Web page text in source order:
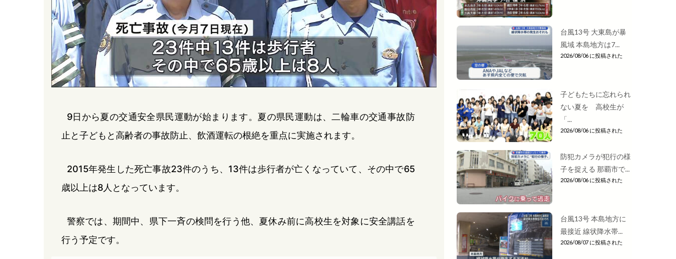
9日から夏の交通安全県民運動が始まります。夏の県民運動は、二輪車の交通事故防
止と子どもと高齢者の事故防止、飲酒運転の根絶を重点に実施されます。
2015年発生した死亡事故23件のうち、13件は歩行者が亡くなっていて、その中で65
歳以上は8人となっています。
警察では、期間中、県下一斉の検問を行う他、夏休み前に高校生を対象に安全講話を
行う予定です。
台風13号 大東島が暴
風域 本島地方は7...
2026/08/06 に投稿された
子どもたちに忘れられ
ない夏を 高校生が
「...
2026/08/06 に投稿された
防犯カメラが犯行の様
子を捉える 那覇市で...
2026/08/06 に投稿された
台風13号 本島地方に
最接近 線状降水帯...
2026/08/07 に投稿された